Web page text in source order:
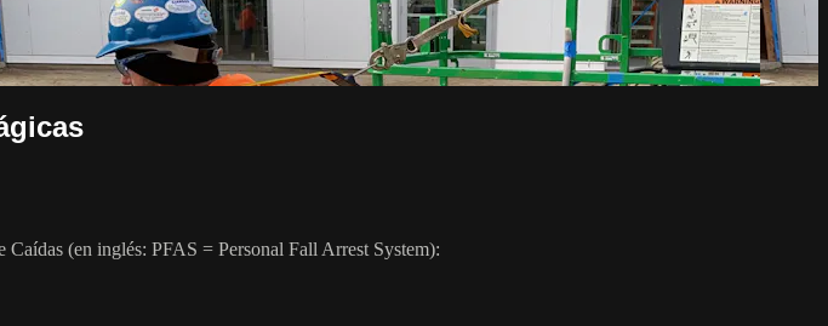
(en inglés: PFAS = Personal Fall Arrest System):